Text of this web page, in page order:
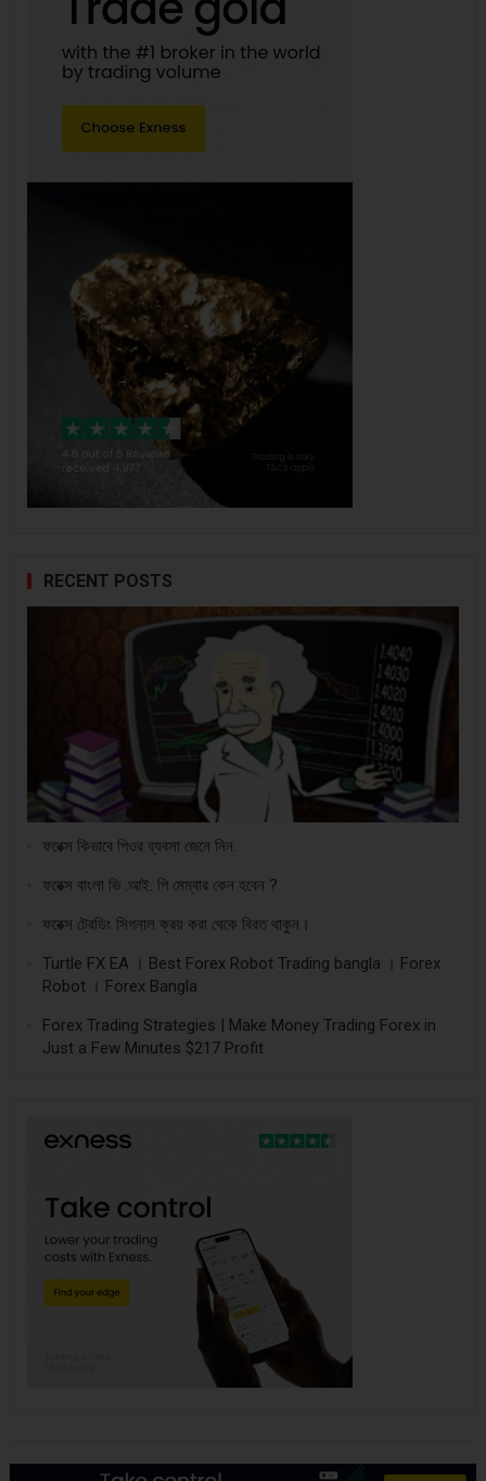
RECENT POSTS
ফরেক্স কিভাবে পিওর ব্যবসা জেনে নিন.
ফরেক্স বাংলা ভি .আই. পি মেম্বার কেন হবেন ?
ফরেক্স ট্রেডিং সিগনাল ক্রয় করা থেকে বিরত থাকুন।
Turtle FX EA । Best Forex Robot Trading bangla । Forex
Robot । Forex Bangla
Forex Trading Strategies | Make Money Trading Forex in
Just a Few Minutes $217 Profit